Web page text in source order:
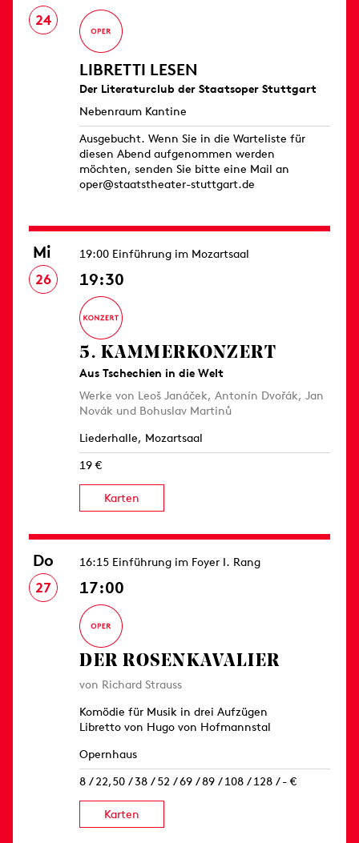
24
LIBRETTI LESEN
Der Literaturclub der Staatsoper Stuttgart
Nebenraum Kantine
Ausgebucht. Wenn Sie in die Warteliste für
diesen Abend aufgenommen werden
möchten, senden Sie bitte eine Mail an
oper@staatstheater-stuttgart.de
Mi
26
19:00 Einführung im Mozartsaal
19:30
5. KAMMER­KONZERT
Aus Tschechien in die Welt
Werke von Leoš Janáček, Antonín Dvořák, Jan
Novák und Bohuslav Martinů
Liederhalle, Mozartsaal
19 €
Karten
Do
27
16:15 Einführung im Foyer I. Rang
17:00
DER ROSEN­KAVALIER
von Richard Strauss
Komödie für Musik in drei Aufzügen
Libretto von Hugo von Hofmannstal
Opernhaus
8 / 22,50 / 38 / 52 / 69 / 89 / 108 / 128 / - €
Karten